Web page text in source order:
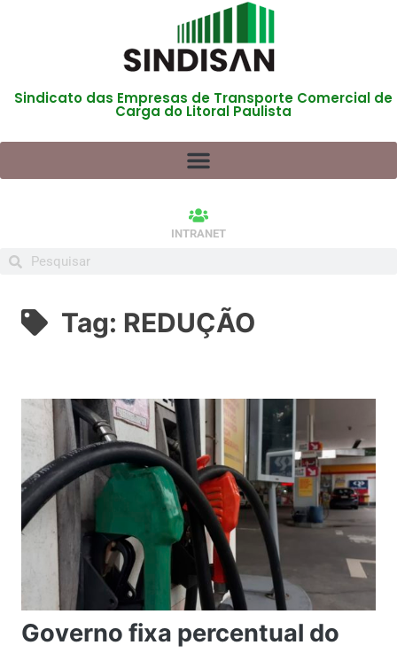
Sindicato das Empresas de Transporte Comercial de
Carga do Litoral Paulista
INTRANET
Tag: REDUÇÃO
Governo fixa percentual do